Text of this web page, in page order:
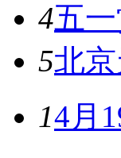
4五
5北
14月